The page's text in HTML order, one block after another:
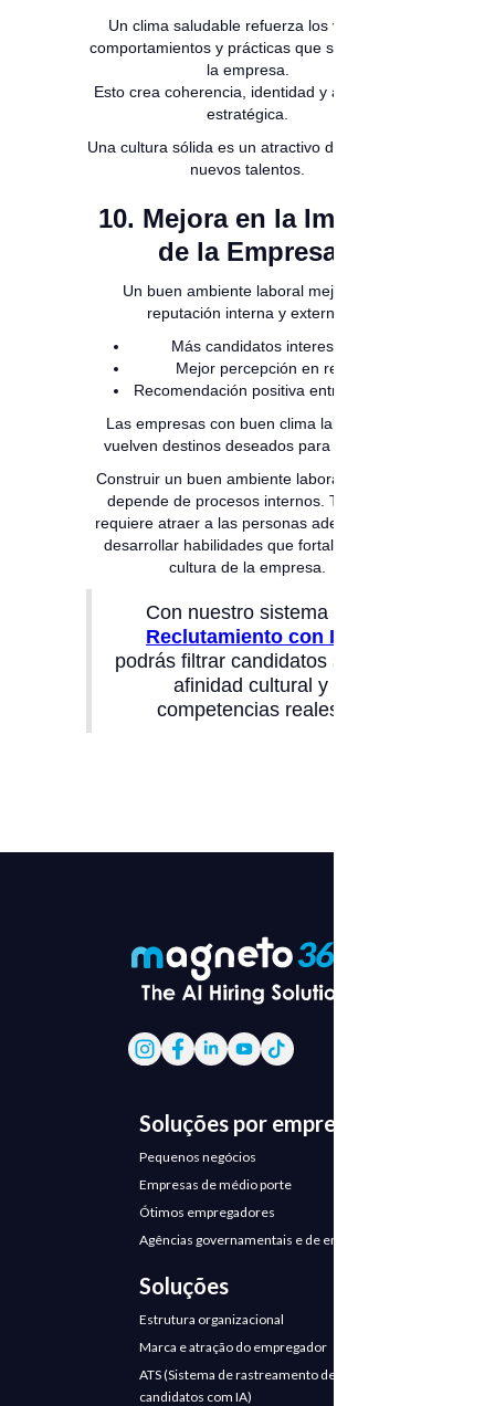
Un clima saludable refuerza los valores,
comportamientos y prácticas que sostienen a
la empresa.
Esto crea coherencia, identidad y alineación
estratégica.
Una cultura sólida es un atractivo directo para
nuevos talentos.
10. Mejora en la Imagen
de la Empresa
Un buen ambiente laboral mejora la
reputación interna y externa:
Más candidatos interesados
Mejor percepción en redes
Recomendación positiva entre equipos
Las empresas con buen clima laboral se
vuelven destinos deseados para trabajar.
Construir un buen ambiente laboral no solo
depende de procesos internos. También
requiere atraer a las personas adecuadas y
desarrollar habilidades que fortalezcan la
cultura de la empresa.
Con nuestro sistema de
Reclutamiento con IA
podrás filtrar candidatos según
afinidad cultural y
competencias reales.
Soluções por empresa
Pequenos negócios
Empresas de médio porte
Ótimos empregadores
Agências governamentais e de emprego
Soluções
Estrutura organizacional
Marca e atração do empregador
ATS (Sistema de rastreamento de
candidatos com IA)